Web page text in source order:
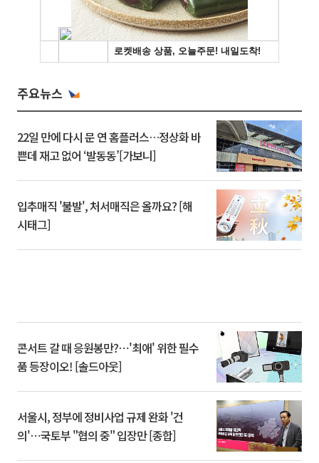
주요뉴스
22일 만에 다시 문 연 홈플러스…정상화 바
쁜데 재고 없어 ‘발동동’[가보니]
입추매직 '불발', 처서매직은 올까요? [해
시태그]
콘서트 갈 때 응원봉만?⋯'최애' 위한 필수
품 등장이오! [솔드아웃]
서울시, 정부에 정비사업 규제 완화 '건
의'⋯국토부 "협의 중" 입장만 [종합]